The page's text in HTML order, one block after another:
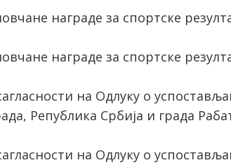
награде за спортске
награде за спортске
на Одлуку о
Република Србија и града
на Одлуку о